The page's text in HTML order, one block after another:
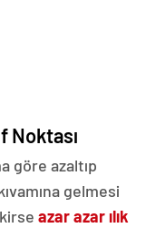
Noktası
göre azaltıp
gelmesi
azar azar ılık